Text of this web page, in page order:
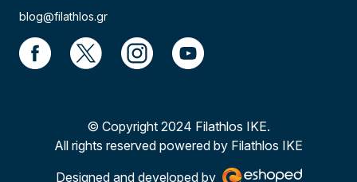
blog@filathlos.gr
© Copyright 2024 Filathlos ΙΚΕ.
All rights reserved powered by Filathlos ΙΚΕ
Designed and developed by